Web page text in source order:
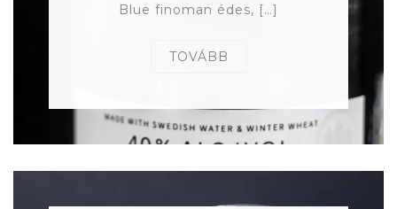
Blue finoman édes, […]
TOVÁBB